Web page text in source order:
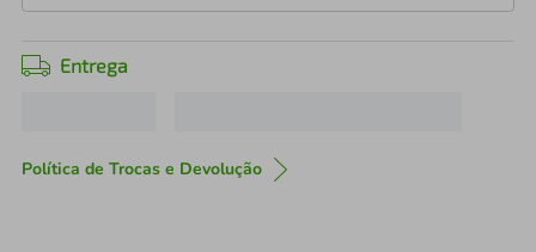
Entrega
Política de Trocas e Devolução